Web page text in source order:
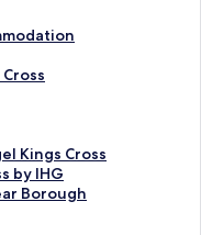
Kings Cross
by IHG
Borough